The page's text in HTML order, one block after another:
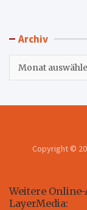
Archiv
Copyright ©
Weitere
LayerMedia: